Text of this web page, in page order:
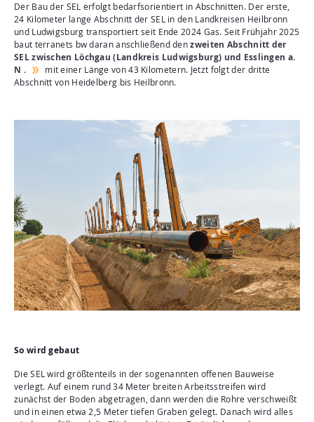
Der Bau der SEL erfolgt bedarfsorientiert in Abschnitten. Der erste,
24 Kilometer lange Abschnitt der SEL in den Landkreisen Heilbronn
und Ludwigsburg transportiert seit Ende 2024 Gas. Seit Frühjahr 2025
baut terranets bw daran anschließend denzweiten Abschnitt der
SEL zwischen Löchgau (Landkreis Ludwigsburg) und Esslingen a.
N .
mit einer Länge von 43 Kilometern. Jetzt folgt der dritte
Abschnitt von Heidelberg bis Heilbronn.
So wird gebaut
Die SEL wird größtenteils in der sogenannten offenen Bauweise
verlegt. Auf einem rund 34 Meter breiten Arbeitsstreifen wird
zunächst der Boden abgetragen, dann werden die Rohre verschweißt
und in einen etwa 2,5 Meter tiefen Graben gelegt. Danach wird alles